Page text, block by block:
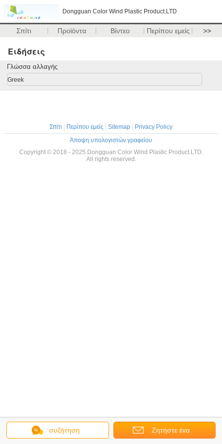
Dongguan Color Wind Plastic Product.LTD
Σπίτι Προϊόντα Βίντεο Περίπου εμείς >>
Ειδήσεις
συζήτηση Ζητήστε ένα
Γλώσσα αλλαγής
Greek
Σπίτι Περίπου εμείς Sitemap
Privacy Policy
Άποψη υπολογιστών γραφείου
Copyright © 2018 - 2025 Dongguan Color Wind Plastic Product.LTD.
All rights reserved.